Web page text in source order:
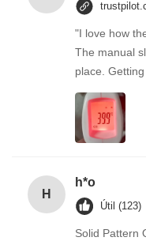
"I love how
The manual
place.
H
h*o
Útil (123)
Solid Pattern